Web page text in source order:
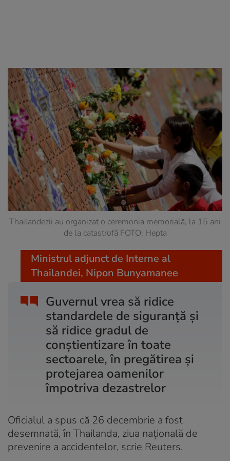
Thailandezii au organizat o ceremonia memorială, la 15 ani
de la catastrofă FOTO: Hepta
Guvernul vrea să ridice
standardele de siguranță și
să ridice gradul de
conștientizare în toate
sectoarele, în pregătirea și
protejarea oamenilor
împotriva dezastrelor
Ministrul adjunct de Interne al
Thailandei, Nipon Bunyamanee
Oficialul a spus că 26 decembrie a fost
desemnată, în Thailanda, ziua națională de
prevenire a accidentelor, scrie Reuters.